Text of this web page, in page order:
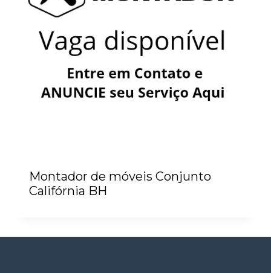
Montador de móveis Conjunto
Califórnia BH